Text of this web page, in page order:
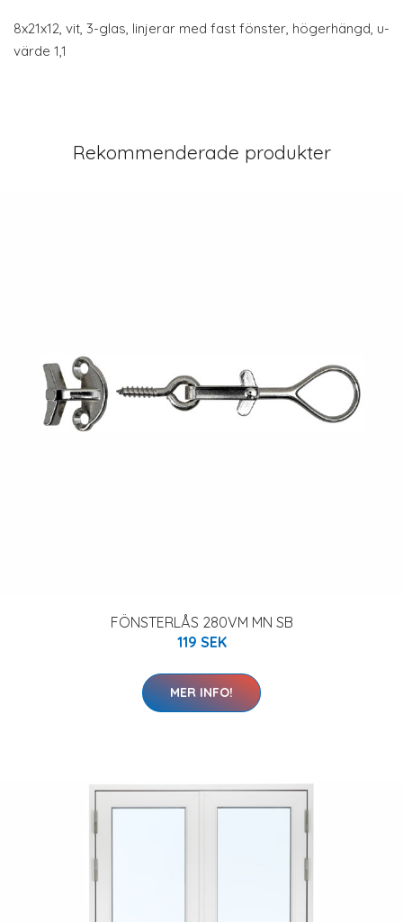
8x21x12, vit, 3-glas, linjerar med fast fönster, högerhängd, u-
värde 1,1
Rekommenderade produkter
FÖNSTERLÅS 280VM MN SB
119 SEK
MER INFO!